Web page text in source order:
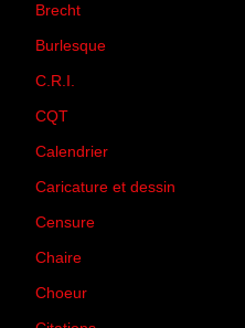
Brecht
Burlesque
C.R.I.
CQT
Calendrier
Caricature et dessin
Censure
Chaire
Choeur